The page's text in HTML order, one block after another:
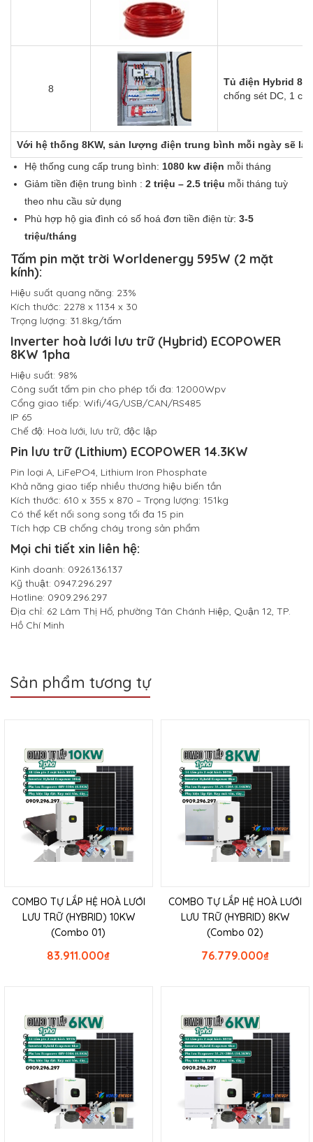
8
Tủ điện Hybrid
chống sét DC, 1
Với hệ thống 8KW, sản lượng điện trung bình mỗi ngày sẽ là:
Hệ thống cung cấp trung bình: 1080 kw điện mỗi tháng
Giảm tiền điện trung bình : 2 triệu – 2.5 triệu mỗi tháng tuỳ
theo nhu cầu sử dụng
Phù hợp hộ gia đình có số hoá đơn tiền điện từ: 3-5
triệu/tháng
Tấm pin mặt trời Worldenergy 595W (2 mặt
kính):
Hiệu suất quang năng: 23%
Kích thước: 2278 x 1134 x 30
Trọng lượng: 31.8kg/tấm
Inverter hoà lưới lưu trữ (Hybrid) ECOPOWER
8KW 1pha
Hiệu suất: 98%
Công suất tấm pin cho phép tối đa: 12000Wpv
Cổng giao tiếp: Wifi/4G/USB/CAN/RS485
IP 65
Chế độ: Hoà lưới, lưu trữ, độc lập
Pin lưu trữ (Lithium) ECOPOWER 14.3KW
Pin loại A, LiFePO4, Lithium Iron Phosphate
Khả năng giao tiếp nhiều thương hiệu biến tần
Kích thước: 610 x 355 x 870 – Trọng lượng: 151kg
Có thể kết nối song song tối đa 15 pin
Tích hợp CB chống cháy trong sản phẩm
Mọi chi tiết xin liên hệ:
Kinh doanh: 0926.136.137
Kỹ thuật: 0947.296.297
Hotline: 0909.296.297
Địa chỉ: 62 Lâm Thị Hố, phường Tân Chánh Hiệp, Quận 12, TP.
Hồ Chí Minh
Sản phẩm tương tự
COMBO TỰ LẮP HỆ HOÀ LƯỚI
LƯU TRỮ (HYBRID) 10KW
(Combo 01)
₫
83.911.000
COMBO TỰ LẮP HỆ HOÀ LƯỚI
LƯU TRỮ (HYBRID) 8KW
(Combo 02)
₫
76.779.000